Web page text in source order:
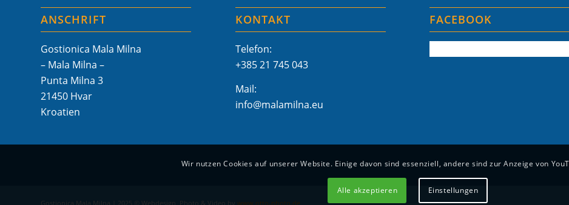
ANSCHRIFT
Gostionica Mala Milna
– Mala Milna –
Punta Milna 3
21450 Hvar
Kroatien
KONTAKT
Telefon:
+385 21 745 043
Mail:
info@malamilna.eu
FACEBOOK
Gostionica Mala Milna | 2025 © Webdesign, Photo & Video by www.otto-photo.de
Wir nutzen Cookies auf unserer Website. Einige davon sind essenziell, andere sind zur Anzeige von
Alle akzeptieren Einstellungen